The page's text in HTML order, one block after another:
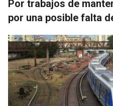
Por trabajos de
por una posible falta